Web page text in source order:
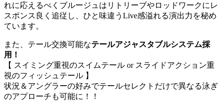
れに応えるべくブルージュはリトリーブやロッドワークにレ
スポンス良く追従し、ひと味違うLive感溢れる演出力を秘め
ています。
また、テール交換可能なテールアジャスタブルシステム採
用！
【 スイミング重視のスイムテール or スライドアクション重
視のフィッシュテール 】
状況＆アングラーの好みでテールセレクトだけで異なる泳ぎ
のアプローチも可能に！！